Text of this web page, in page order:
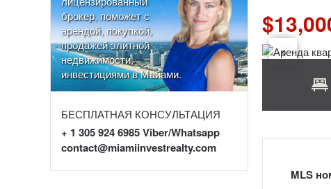
брокер, поможет с
арендой, покупкой,
продажей элитной
недвижимости,
инвестициями в Майами.
БЕСПЛАТНАЯ КОНСУЛЬТАЦИЯ
+ 1 305 924 6985 Viber/Whatsapp
contact@miamiinvestrealty.com
MLS